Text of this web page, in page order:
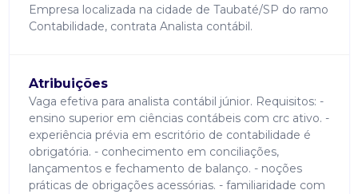
Empresa localizada na cidade de Taubaté/SP do ramo
Contabilidade, contrata Analista contábil.
Atribuições
Vaga efetiva para analista contábil júnior. Requisitos: -
ensino superior em ciências contábeis com crc ativo. -
experiência prévia em escritório de contabilidade é
obrigatória. - conhecimento em conciliações,
lançamentos e fechamento de balanço. - noções
práticas de obrigações acessórias. - familiaridade com